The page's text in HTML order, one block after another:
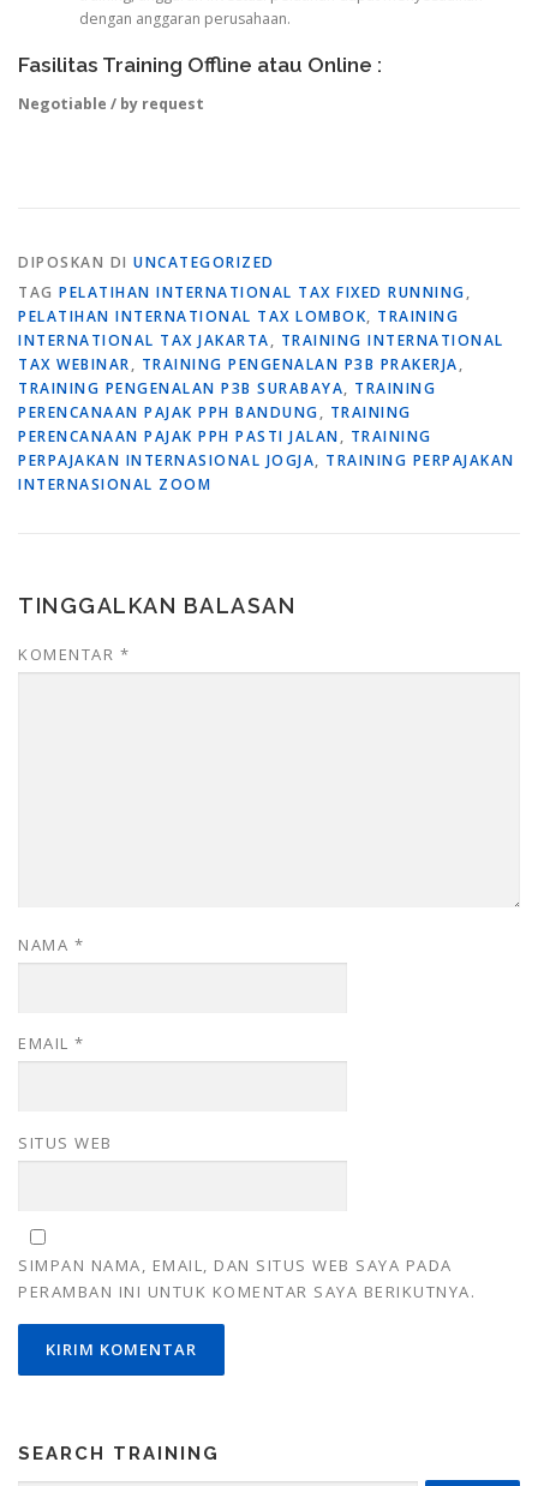
dengan anggaran perusahaan.
Fasilitas Training Offline atau Online :
Negotiable / by request
DIPOSKAN DI UNCATEGORIZED
TAG PELATIHAN INTERNATIONAL TAX FIXED RUNNING,
PELATIHAN INTERNATIONAL TAX LOMBOK, TRAINING
INTERNATIONAL TAX JAKARTA, TRAINING INTERNATIONAL
TAX WEBINAR, TRAINING PENGENALAN P3B PRAKERJA,
TRAINING PENGENALAN P3B SURABAYA, TRAINING
PERENCANAAN PAJAK PPH BANDUNG, TRAINING
PERENCANAAN PAJAK PPH PASTI JALAN, TRAINING
PERPAJAKAN INTERNASIONAL JOGJA, TRAINING PERPAJAKAN
INTERNASIONAL ZOOM
TINGGALKAN BALASAN
KOMENTAR *
NAMA *
EMAIL *
SITUS WEB
SIMPAN NAMA, EMAIL, DAN SITUS WEB SAYA PADA
PERAMBAN INI UNTUK KOMENTAR SAYA BERIKUTNYA.
SEARCH TRAINING